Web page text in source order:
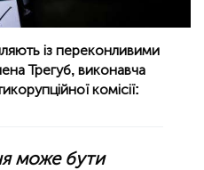
із переконливими
Трегуб, виконавча
комісії:
може бути